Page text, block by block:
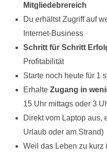
Mitgliedebrereich
Du erhältst Zugriff auf
Internet-Business
Schritt für Schritt
Profitabilität
Starte noch heute für 1
Erhalte Zugang in
15 Uhr mittags oder 3
Direkt vom Laptop aus,
Urlaub oder am Strand)
Weil das Leben zu kurz